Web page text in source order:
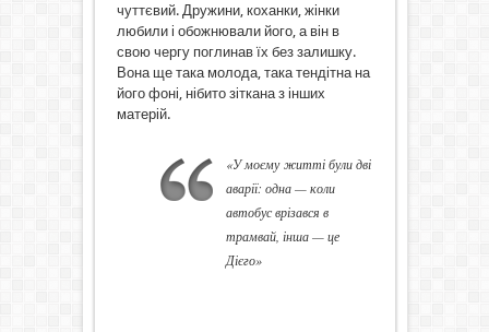
чуттєвий. Дружини, коханки, жінки
любили і обожнювали його, а він в
свою чергу поглинав їх без залишку.
Вона ще така молода, така тендітна на
його фоні, нібито зіткана з інших
матерій.
«У моєму житті були дві
аварії: одна — коли
автобус врізався в
трамвай, інша — це
Дієго»